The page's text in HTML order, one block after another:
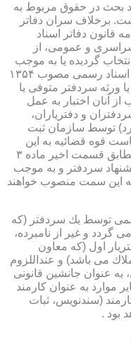
بحث در حقوق مربوط به
برخلاف سران دفاتر
به موجب ماده ۳ آئین نامه قانون دفاتر اسناد
۱۳۶۰) به طور سراسری و عمومی، از
گردیده یا به موجب
اختیارات حاصله از ماده ۶۹ قانون دفاتر اسناد رسمی مصوب ۱۳۵۴
ورثه سردفتر متوفی یا
آنان اختبار به عمل
و دفتریاران،
توسط سازمان ثبت
قوه قضائیه به این
سمت منصوب خواهند شد. دفتریاران، مطابق قسمت اخیر ماده ۳
رسمی ۱۳۵۴، بنا به پیشنهاد سردفتر و به موجب
به این سمت منصوب خواهند
رسمی توسط یك سردفتر (كه
گردد و غیر از نامبرده،
اول (كه معاون
می باشد) و عنداللزوم
به عنوان جانشین قانونی
موارد به عنوان كارمند
(سندنویس، ثبات
بود .